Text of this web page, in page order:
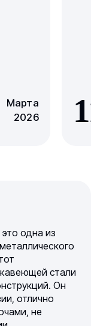
Марта
2026
это одна из
стали
Он
отлично
не